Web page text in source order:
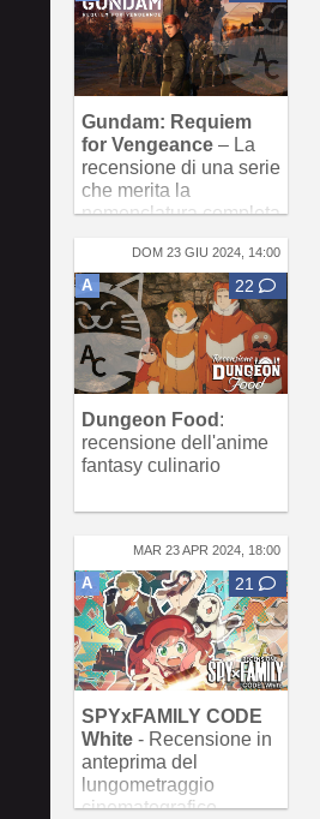
Gundam: Requiem
for Vengeance – La
recensione di una serie
che merita la
nomenclatura completa
DOM 23 GIU 2024, 14:00
A 22
Dungeon Food :
recensione dell'anime
fantasy culinario
MAR 23 APR 2024, 18:00
A 21
SPYxFAMILY CODE
White - Recensione in
anteprima del
lungometraggio
cinematografico